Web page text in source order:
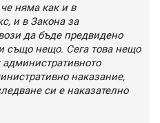
няма как и в
и в Закона за
да бъде предвидено
също нещо. Сега това нещо
административното
наказание,
си е наказателно